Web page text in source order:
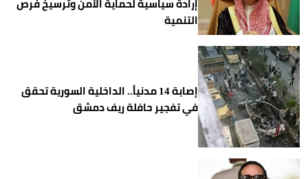
التنمية
إصابة 14 مدنياً.. الداخلية السورية تحقق
في تفجير حافلة ريف دمشق